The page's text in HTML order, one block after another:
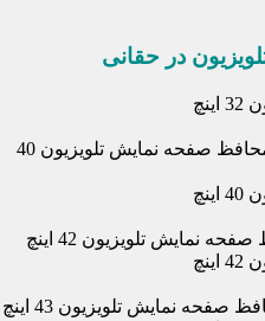
در حقانی
قیمت و خرید اینترنتی انواع محافظ صفحه نمایش تلویزیون 40
نمایش تلویزیون 42 اینچ
نمایش تلویزیون 43 اینچ